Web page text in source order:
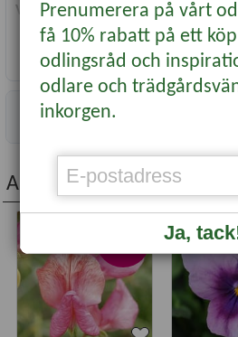
Växttyp:Ettårig Blomma
Höjd:90 cm
Såtid:Mars-Juni
Blomning/skörd:Juni-Oktober
Användning:
Antal fröer:1 gram
Läs mer...
Specifikationer
Andra köpte även...
Prenumerera på vårt
få 10% rabatt på ett
odlingsråd och
odlare och
inkorgen.
Ja,